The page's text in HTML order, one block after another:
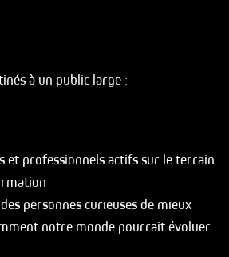
à un public large :
et professionnels actifs sur le terrain
personnes curieuses de mieux
notre monde pourrait évoluer.